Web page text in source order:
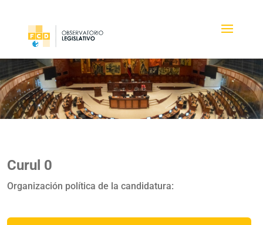
Curul 0
Organización política de la candidatura: